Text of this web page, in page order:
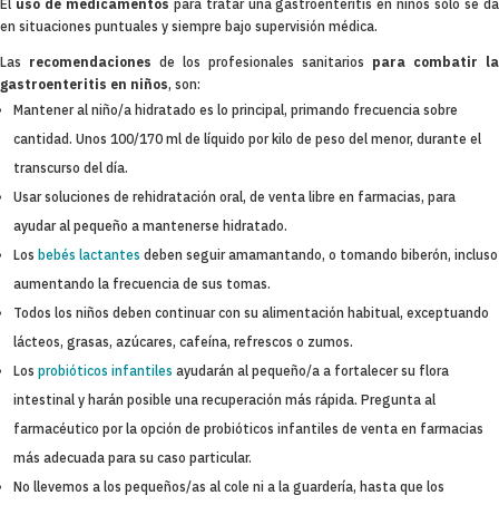
El uso de medicamentos para tratar una gastroenteritis en niños sólo se da
en situaciones puntuales y siempre bajo supervisión médica.
Las recomendaciones de los profesionales sanitarios para combatir la
gastroenteritis en niños, son:
Mantener al niño/a hidratado es lo principal, primando frecuencia sobre
cantidad. Unos 100/170 ml de líquido por kilo de peso del menor, durante el
transcurso del día.
Usar soluciones de rehidratación oral, de venta libre en farmacias, para
ayudar al pequeño a mantenerse hidratado.
Los bebés lactantes deben seguir amamantando, o tomando biberón, incluso
aumentando la frecuencia de sus tomas.
Todos los niños deben continuar con su alimentación habitual, exceptuando
lácteos, grasas, azúcares, cafeína, refrescos o zumos.
Los probióticos infantiles ayudarán al pequeño/a a fortalecer su flora
intestinal y harán posible una recuperación más rápida. Pregunta al
farmacéutico por la opción de probióticos infantiles de venta en farmacias
más adecuada para su caso particular.
No llevemos a los pequeños/as al cole ni a la guardería, hasta que los